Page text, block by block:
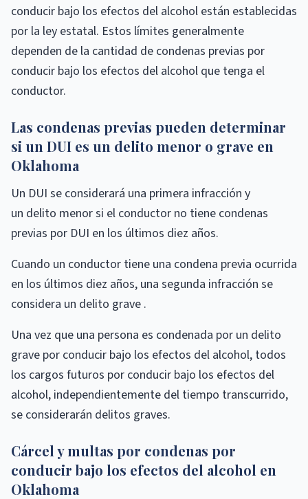
conducir bajo los efectos del alcohol están establecidas
por la ley estatal. Estos límites generalmente
dependen de la cantidad de condenas previas por
conducir bajo los efectos del alcohol que tenga el
conductor.
Las condenas previas pueden determinar
si un DUI es un delito menor o grave en
Oklahoma
Un DUI se considerará una primera infracción y
un delito menor si el conductor no tiene condenas
previas por DUI en los últimos diez años.
Cuando un conductor tiene una condena previa ocurrida
en los últimos diez años, una segunda infracción se
considera un delito grave .
Una vez que una persona es condenada por un delito
grave por conducir bajo los efectos del alcohol, todos
los cargos futuros por conducir bajo los efectos del
alcohol, independientemente del tiempo transcurrido,
se considerarán delitos graves.
Cárcel y multas por condenas por
conducir bajo los efectos del alcohol en
Oklahoma